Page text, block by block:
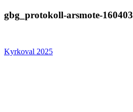
gbg_protokoll-arsmote-160403
Kyrkoval 2025